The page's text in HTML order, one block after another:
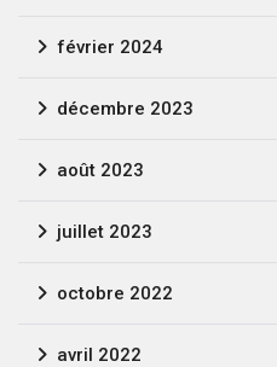
février 2024
décembre 2023
août 2023
juillet 2023
octobre 2022
avril 2022